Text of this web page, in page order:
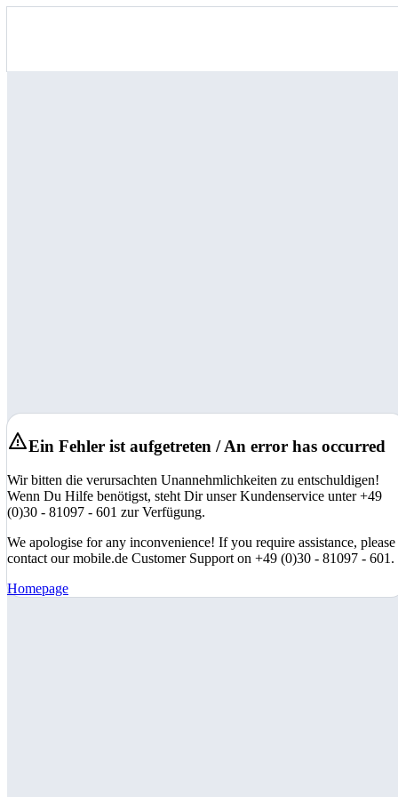
Ein Fehler ist aufgetreten / An error has occurred
Wir bitten die verursachten Unannehmlichkeiten zu entschuldigen!
Wenn Du Hilfe benötigst, steht Dir unser Kundenservice unter +49
(0)30 - 81097 - 601 zur Verfügung.
We apologise for any inconvenience! If you require assistance, please
contact our mobile.de Customer Support on +49 (0)30 - 81097 - 601.
Homepage